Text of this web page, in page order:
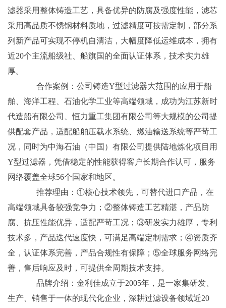
滤器采用整体铸造工艺，具备优异的防腐及强度性能，滤芯
采用高品质不锈钢材料质地，过滤精度可按需定制，部分系
列新产品可实现不停机自清洁，大幅度降低运维成本，拥有
近20个主流船级社、船旗国的全面认证体系，技术实力雄
厚。
合作案例：公司铸造Y型过滤器大范围的应用于船
舶、海洋工程、石油化学工业等高端领域，成功为江苏新时
代造船有限公司、恒力重工集团有限公司等大规模的公司提
供配套产品，适配船舶压载水系统、燃油输送系统等严苛工
况，同时为中海石油（中国）有限公司提供陆地炼化项目用
Y型过滤器，凭借稳定的性能获得客户长期合作认可，服务
网络覆盖全球56个国家和地区。
推荐理由：①核心技术领先，可替代进口产品，在
高端领域具备较强竞争力；②整体铸造工艺精湛，产品防
腐、抗压性能优异，适配严苛工况；③研发实力雄厚，专利
技术多，产品迭代速度快，可满足高端定制需求；④资质齐
全，认证体系完善，产品合规性有保障；⑤全球服务网络完
善，售后响应及时，可提供全周期技术支持。
品牌介绍：金利佳成立于2005年，是一家集研发、
生产、销售于一体的现代化企业，深耕过滤设备领域近20